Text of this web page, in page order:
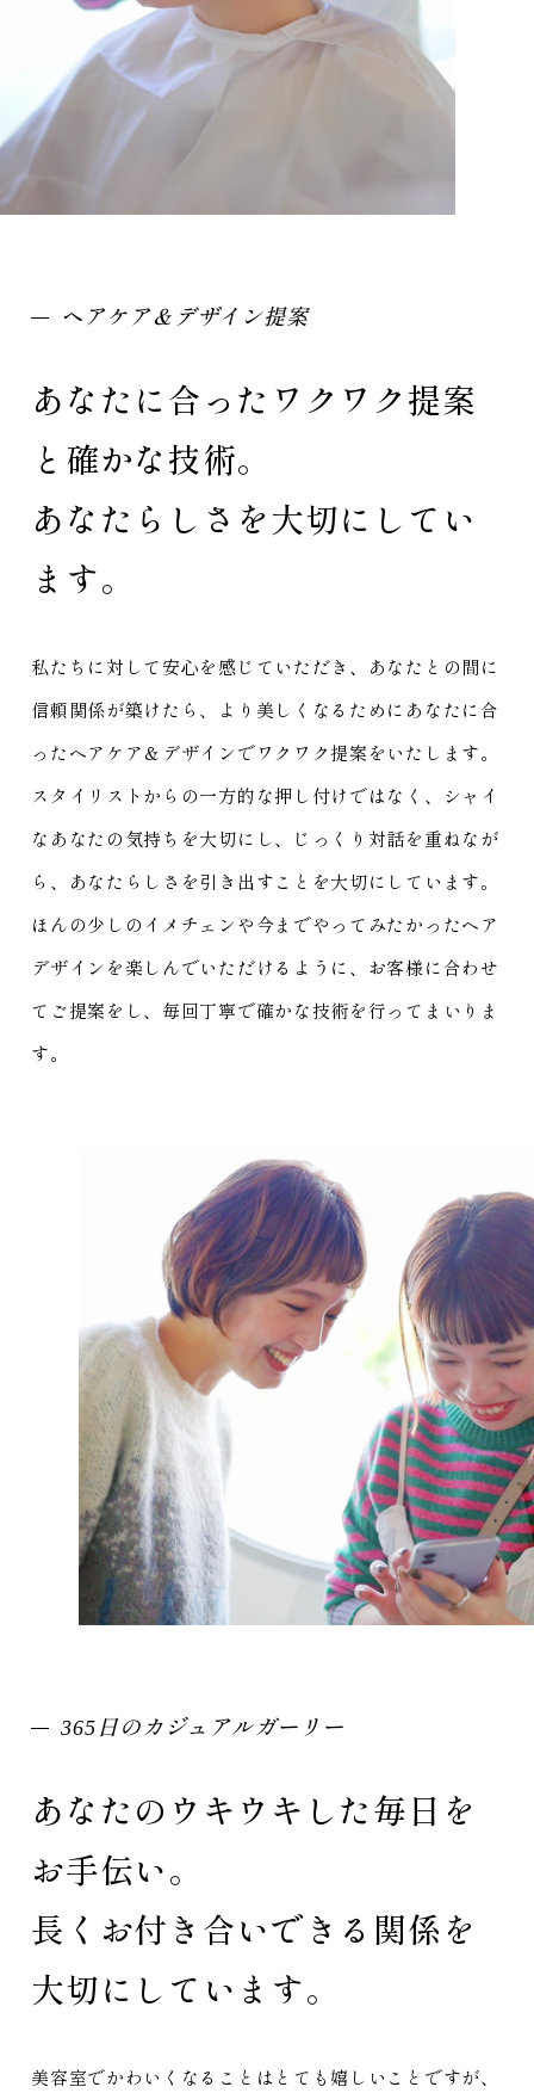
ヘアケア＆デザイン提案
あなたに合ったワクワク提案
と確かな技術。
あなたらしさを大切にしてい
ます。
私たちに対して安心を感じていただき、あなたとの間に
信頼関係が築けたら、より美しくなるためにあなたに合
ったヘアケア＆デザインでワクワク提案をいたします。
スタイリストからの一方的な押し付けではなく、シャイ
なあなたの気持ちを大切にし、じっくり対話を重ねなが
ら、あなたらしさを引き出すことを大切にしています。
ほんの少しのイメチェンや今までやってみたかったヘア
デザインを楽しんでいただけるように、お客様に合わせ
てご提案をし、毎回丁寧で確かな技術を行ってまいりま
す。
365日のカジュアルガーリー
あなたのウキウキした毎日を
お手伝い。
長くお付き合いできる関係を
大切にしています。
美容室でかわいくなることはとても嬉しいことですが、